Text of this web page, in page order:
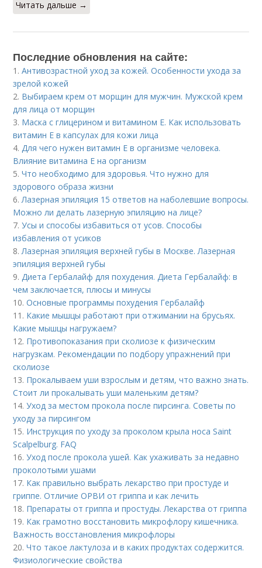
Читать дальше →
Последние обновления на сайте:
1.Антивозрастной уход за кожей. Особенности ухода за
зрелой кожей
2. Выбираем крем от морщин для мужчин. Мужской крем
для лица от морщин
3. Маска с глицерином и витамином Е. Как использовать
витамин E в капсулах для кожи лица
4.Для чего нужен витамин Е в организме человека.
Влияние витамина E на организм
5.Что необходимо для здоровья. Что нужно для
здорового образа жизни
6.Лазерная эпиляция 15 ответов на наболевшие вопросы.
Можно ли делать лазерную эпиляцию на лице?
7.Усы и способы избавиться от усов. Способы
избавления от усиков
8.Лазерная эпиляция верхней губы в Москве. Лазерная
эпиляция верхней губы
9.Диета Гербалайф для похудения. Диета Гербалайф: в
чем заключается, плюсы и минусы
10.Основные программы похудения Гербалайф
11. Какие мышцы работают при отжимании на брусьях.
Какие мышцы нагружаем?
12. Противопоказания при сколиозе к физическим
нагрузкам. Рекомендации по подбору упражнений при
сколиозе
13. Прокалываем уши взрослым и детям, что важно знать.
Стоит ли прокалывать уши маленьким детям?
14.Уход за местом прокола после пирсинга. Советы по
уходу за пирсингом
15. Инструкция по уходу за проколом крыла носа Saint
Scalpelburg. FAQ
16.Уход после прокола ушей. Как ухаживать за недавно
проколотыми ушами
17. Как правильно выбрать лекарство при простуде и
гриппе. Отличие ОРВИ от гриппа и как лечить
18. Препараты от гриппа и простуды. Лекарства от гриппа
19. Как грамотно восстановить микрофлору кишечника.
Важность восстановления микрофлоры
20.Что такое лактулоза и в каких продуктах содержится.
Физиологические свойства